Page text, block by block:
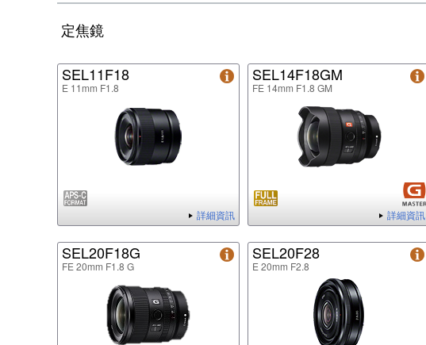
定焦鏡
SEL11F18
E 11mm F1.8
詳細資訊
SEL14F18GM
FE 14mm F1.8 GM
詳細資訊
SEL20F18G
FE 20mm F1.8 G
SEL20F28
E 20mm F2.8